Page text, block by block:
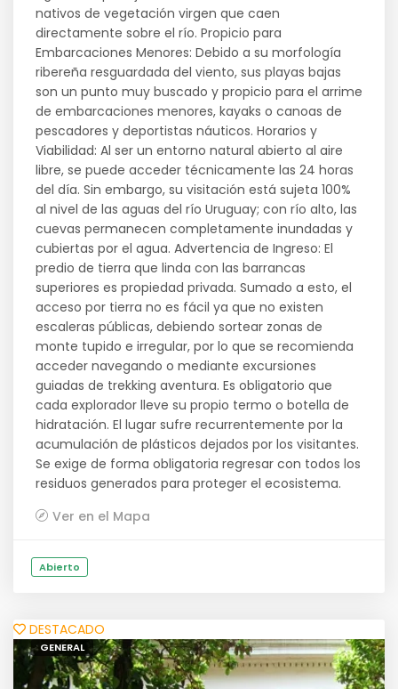
nativos de vegetación virgen que caen
directamente sobre el río. Propicio para
Embarcaciones Menores: Debido a su morfología
ribereña resguardada del viento, sus playas bajas
son un punto muy buscado y propicio para el arrime
de embarcaciones menores, kayaks o canoas de
pescadores y deportistas náuticos. Horarios y
Viabilidad: Al ser un entorno natural abierto al aire
libre, se puede acceder técnicamente las 24 horas
del día. Sin embargo, su visitación está sujeta 100%
al nivel de las aguas del río Uruguay; con río alto, las
cuevas permanecen completamente inundadas y
cubiertas por el agua. Advertencia de Ingreso: El
predio de tierra que linda con las barrancas
superiores es propiedad privada. Sumado a esto, el
acceso por tierra no es fácil ya que no existen
escaleras públicas, debiendo sortear zonas de
monte tupido e irregular, por lo que se recomienda
acceder navegando o mediante excursiones
guiadas de trekking aventura. Es obligatorio que
cada explorador lleve su propio termo o botella de
hidratación. El lugar sufre recurrentemente por la
acumulación de plásticos dejados por los visitantes.
Se exige de forma obligatoria regresar con todos los
residuos generados para proteger el ecosistema.
Ver en el Mapa
Abierto
DESTACADO
GENERAL